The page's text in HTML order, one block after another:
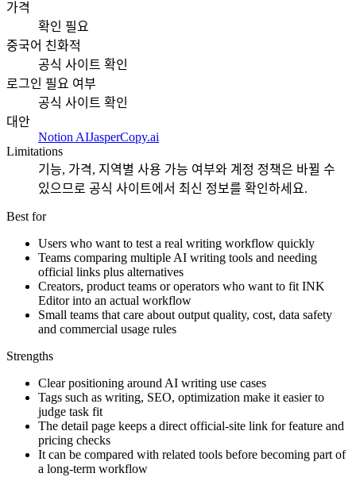
가격
확인 필요
중국어 친화적
공식 사이트 확인
로그인 필요 여부
공식 사이트 확인
대안
Notion AIJasperCopy.ai
Limitations
기능, 가격, 지역별 사용 가능 여부와 계정 정책은 바뀔 수
있으므로 공식 사이트에서 최신 정보를 확인하세요.
Best for
Users who want to test a real writing workflow quickly
Teams comparing multiple AI writing tools and needing
official links plus alternatives
Creators, product teams or operators who want to fit INK
Editor into an actual workflow
Small teams that care about output quality, cost, data safety
and commercial usage rules
Strengths
Clear positioning around AI writing use cases
Tags such as writing, SEO, optimization make it easier to
judge task fit
The detail page keeps a direct official-site link for feature and
pricing checks
It can be compared with related tools before becoming part of
a long-term workflow